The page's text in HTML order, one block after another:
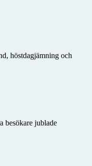
höstdagjämning och
besökare jublade